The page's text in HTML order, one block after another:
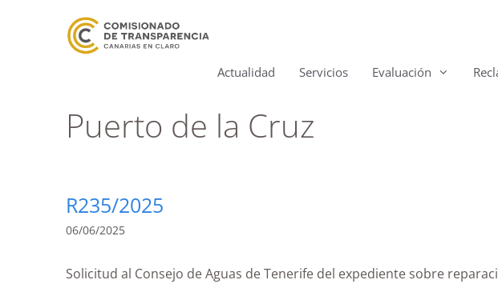
Actualidad Servicios Evaluación
Puerto de la Cruz
R235/2025
06/06/2025
Solicitud al Consejo de Aguas de Tenerife del expediente sobre